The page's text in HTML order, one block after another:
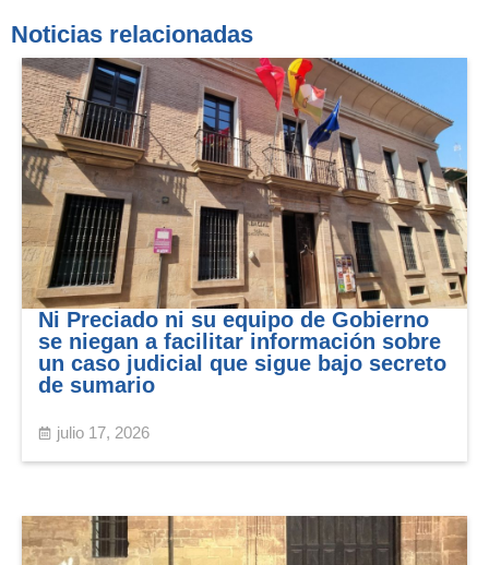
Noticias relacionadas
Ni Preciado ni su equipo de Gobierno
se niegan a facilitar información sobre
un caso judicial que sigue bajo secreto
de sumario
julio 17, 2026